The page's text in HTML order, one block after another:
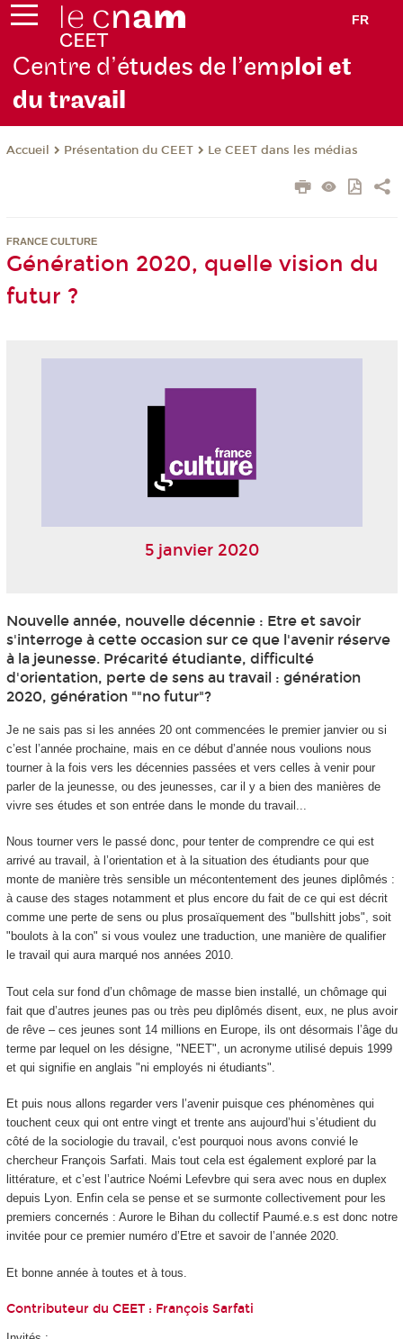
FR
Centre d’études de l’emploi et
du travail
Accueil Présentation du CEET Le CEET dans les médias
FRANCE CULTURE
Génération 2020, quelle vision du
futur ?
5 janvier 2020
Nouvelle année, nouvelle décennie : Etre et savoir
s'interroge à cette occasion sur ce que l'avenir réserve
à la jeunesse. Précarité étudiante, difficulté
d'orientation, perte de sens au travail : génération
2020, génération ""no futur"?
Je ne sais pas si les années 20 ont commencées le premier janvier ou si
c’est l’année prochaine, mais en ce début d’année nous voulions nous
tourner à la fois vers les décennies passées et vers celles à venir pour
parler de la jeunesse, ou des jeunesses, car il y a bien des manières de
vivre ses études et son entrée dans le monde du travail...
Nous tourner vers le passé donc, pour tenter de comprendre ce qui est
arrivé au travail, à l’orientation et à la situation des étudiants pour que
monte de manière très sensible un mécontentement des jeunes diplômés :
à cause des stages notamment et plus encore du fait de ce qui est décrit
comme une perte de sens ou plus prosaïquement des "bullshitt jobs", soit
"boulots à la con" si vous voulez une traduction, une manière de qualifier
le travail qui aura marqué nos années 2010.
Tout cela sur fond d’un chômage de masse bien installé, un chômage qui
fait que d’autres jeunes pas ou très peu diplômés disent, eux, ne plus avoir
de rêve – ces jeunes sont 14 millions en Europe, ils ont désormais l’âge du
terme par lequel on les désigne, "NEET", un acronyme utilisé depuis 1999
et qui signifie en anglais "ni employés ni étudiants".
Et puis nous allons regarder vers l’avenir puisque ces phénomènes qui
touchent ceux qui ont entre vingt et trente ans aujourd’hui s’étudient du
côté de la sociologie du travail, c'est pourquoi nous avons convié le
chercheur François Sarfati. Mais tout cela est également exploré par la
littérature, et c’est l’autrice Noémi Lefevbre qui sera avec nous en duplex
depuis Lyon. Enfin cela se pense et se surmonte collectivement pour les
premiers concernés : Aurore le Bihan du collectif Paumé.e.s est donc notre
invitée pour ce premier numéro d’Etre et savoir de l’année 2020.
Et bonne année à toutes et à tous.
Contributeur du CEET : François Sarfati